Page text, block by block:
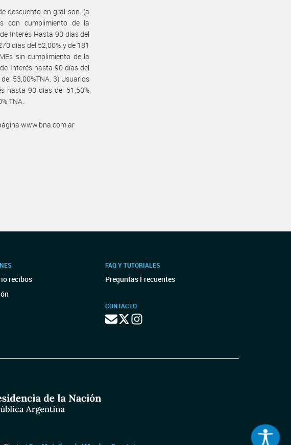
descuento en gral son: (a
con cumplimiento de la
de Interés Hasta 90 días del
días del 52,00% y de 181
sin cumplimiento de la
de Interés hasta 90 días del
53,00%TNA. 3) Usuarios
hasta 90 días del 51,50%
TNA.
www.bna.com.ar
recibos
FAQ Y TUTORIALES
Preguntas Frecuentes
CONTACTO